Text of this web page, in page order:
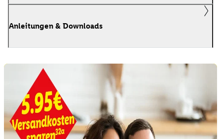
Anleitungen & Downloads